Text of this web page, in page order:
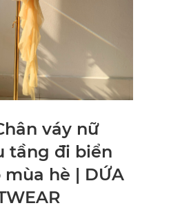
váy nữ
tầng đi biển
hè | DỨA